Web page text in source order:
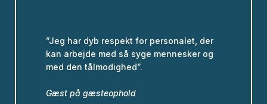
”Jeg har dyb respekt for personalet, der
kan arbejde med så syge mennesker og
med den tålmodighed”.
Gæst på gæsteophold